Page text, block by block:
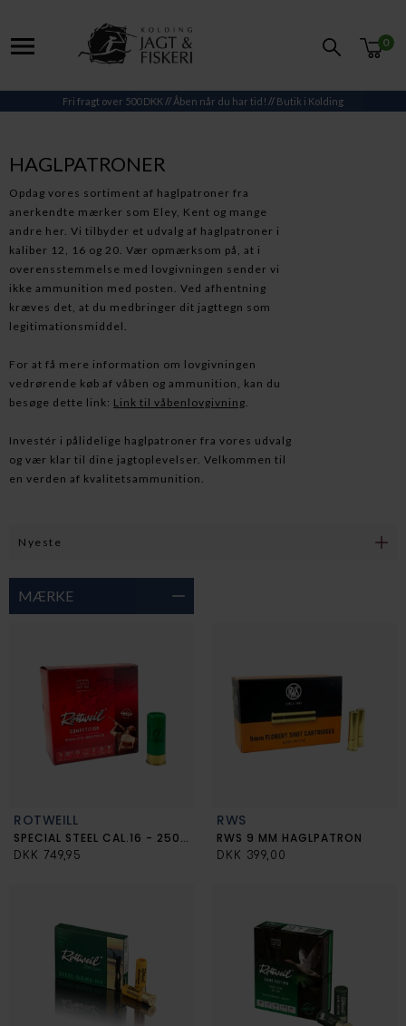
0
Fri fragt over 500 DKK// Åben når du har tid! // Butik i Kolding
HAGLPATRONER
Opdag vores sortiment af haglpatroner fra
anerkendte mærker som Eley, Kent og mange
andre her. Vi tilbyder et udvalg af haglpatroner i
kaliber 12, 16 og 20. Vær opmærksom på, at i
overensstemmelse med lovgivningen sender vi
ikke ammunition med posten. Ved afhentning
kræves det, at du medbringer dit jagttegn som
legitimationsmiddel.
For at få mere information om lovgivningen
vedrørende køb af våben og ammunition, kan du
besøge dette link: Link til våbenlovgivning.
Investér i pålidelige haglpatroner fra vores udvalg
og vær klar til dine jagtoplevelser. Velkommen til
en verden af kvalitetsammunition.
MÆRKE
ROTWEILL
SPECIAL STEEL CAL.16 - 250STK
DKK 749,95
RWS
RWS 9 MM HAGLPATRON
DKK 399,00